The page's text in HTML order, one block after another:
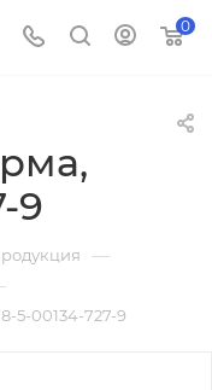
0
9
—
5-00134-727-9